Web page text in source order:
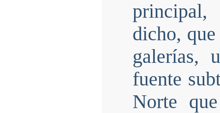
dicho,
galerías,
fuente
Norte